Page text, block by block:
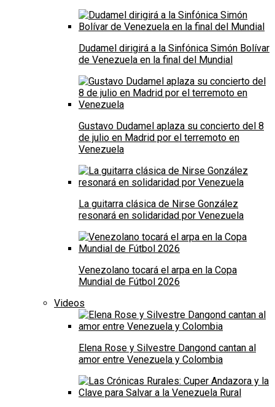
Dudamel dirigirá a la Sinfónica Simón Bolívar
de Venezuela en la final del Mundial
Gustavo Dudamel aplaza su concierto del 8
de julio en Madrid por el terremoto en
Venezuela
La guitarra clásica de Nirse González
resonará en solidaridad por Venezuela
Venezolano tocará el arpa en la Copa
Mundial de Fútbol 2026
Videos
Elena Rose y Silvestre Dangond cantan al
amor entre Venezuela y Colombia